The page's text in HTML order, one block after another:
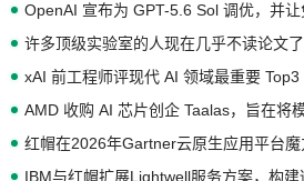
OpenAI 宣布为 GPT-5.6 Sol 调优，并
许多顶级实验室的人现在几乎不读论文了
xAI 前工程师评现代 AI 领域最重要 Top3
红帽在2026年Gartner云原生应用平台